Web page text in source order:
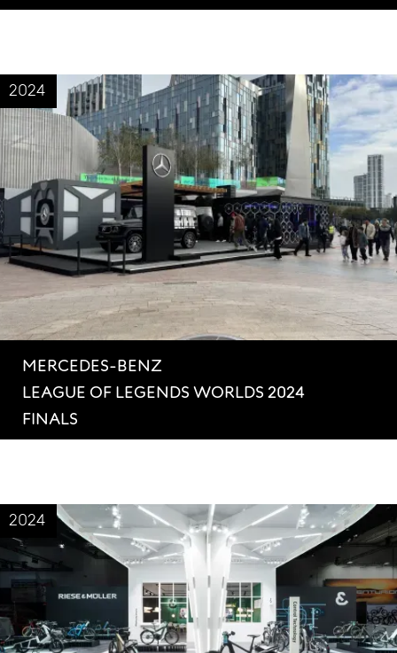
2024
MERCEDES-BENZ
LEAGUE OF LEGENDS WORLDS 2024
FINALS
2024